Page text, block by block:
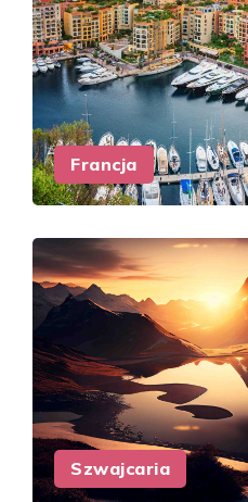
Francja
Szwajcaria